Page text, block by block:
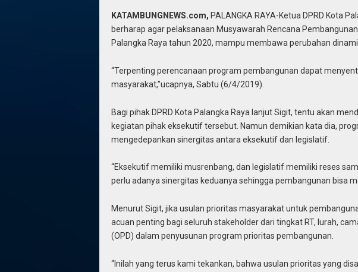
KATAMBUNGNEWS.com, PALANGKA RAYA-Ketua DPRD Kota
berharap agar pelaksanaan Musyawarah Rencana
Palangka Raya tahun 2020, mampu membawa perubahan
“Terpenting perencanaan program pembangunan dapat
masyarakat,”ucapnya, Sabtu (6/4/2019).
Bagi pihak DPRD Kota Palangka Raya lanjut Sigit, tentu akan
kegiatan pihak eksekutif tersebut. Namun demikian kata dia,
mengedepankan sinergitas antara eksekutif dan legislatif.
“Eksekutif memiliki musrenbang, dan legislatif memiliki reses
perlu adanya sinergitas keduanya sehingga pembangunan bisa
Menurut Sigit, jika usulan prioritas masyarakat untuk
acuan penting bagi seluruh stakeholder dari tingkat RT, lurah,
(OPD) dalam penyusunan program prioritas pembangunan.
“Inilah yang terus kami tekankan, bahwa usulan prioritas yang